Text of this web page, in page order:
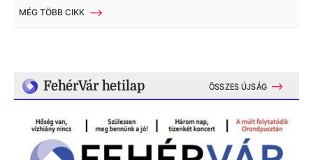
MÉG TÖBB CIKK
FehérVár hetilap ÖSSZES ÚJSÁG